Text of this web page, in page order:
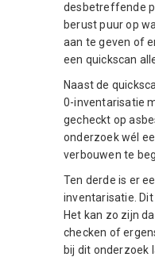
desbetreffende
berust puur op
aan te geven of
een quickscan
Naast de
0-inventarisatie
gecheckt op
onderzoek wél
verbouwen te
Ten derde is er
inventarisatie.
Het kan zo zijn
checken of
bij dit onderzoek